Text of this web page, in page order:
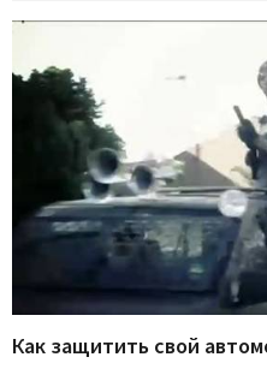
Как защитить свой